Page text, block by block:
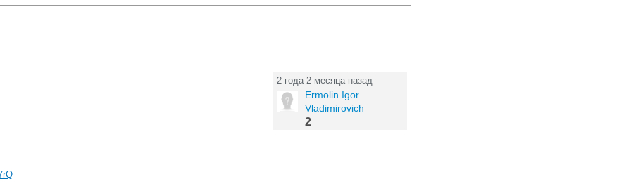
2 года 2 месяца назад
Ermolin Igor
Vladimirovich
2